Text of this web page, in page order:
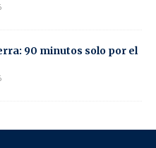
90 minutos solo por el